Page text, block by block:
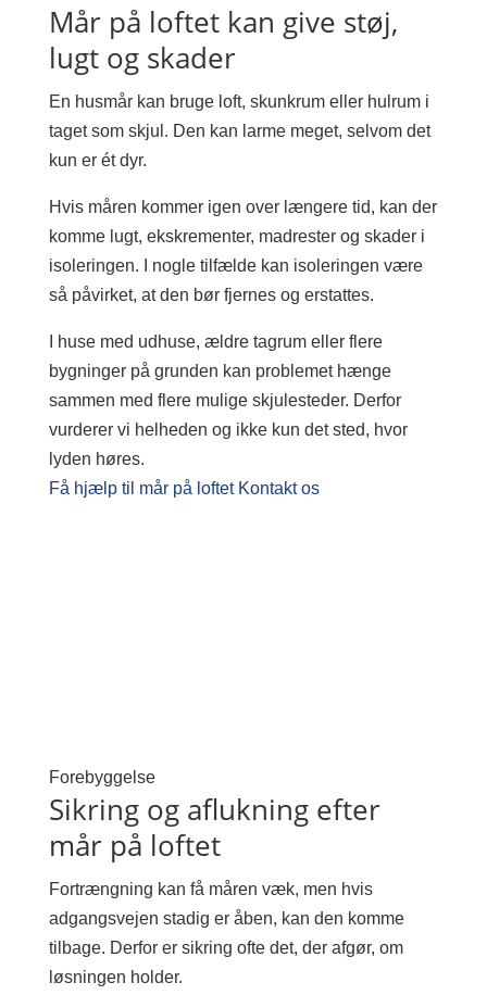
Mår på loftet kan give støj,
lugt og skader
En husmår kan bruge loft, skunkrum eller hulrum i
taget som skjul. Den kan larme meget, selvom det
kun er ét dyr.
Hvis måren kommer igen over længere tid, kan der
komme lugt, ekskrementer, madrester og skader i
isoleringen. I nogle tilfælde kan isoleringen være
så påvirket, at den bør fjernes og erstattes.
I huse med udhuse, ældre tagrum eller flere
bygninger på grunden kan problemet hænge
sammen med flere mulige skjulesteder. Derfor
vurderer vi helheden og ikke kun det sted, hvor
lyden høres.
Få hjælp til mår på loftet Kontakt os
Forebyggelse
Sikring og aflukning efter
mår på loftet
Fortrængning kan få måren væk, men hvis
adgangsvejen stadig er åben, kan den komme
tilbage. Derfor er sikring ofte det, der afgør, om
løsningen holder.